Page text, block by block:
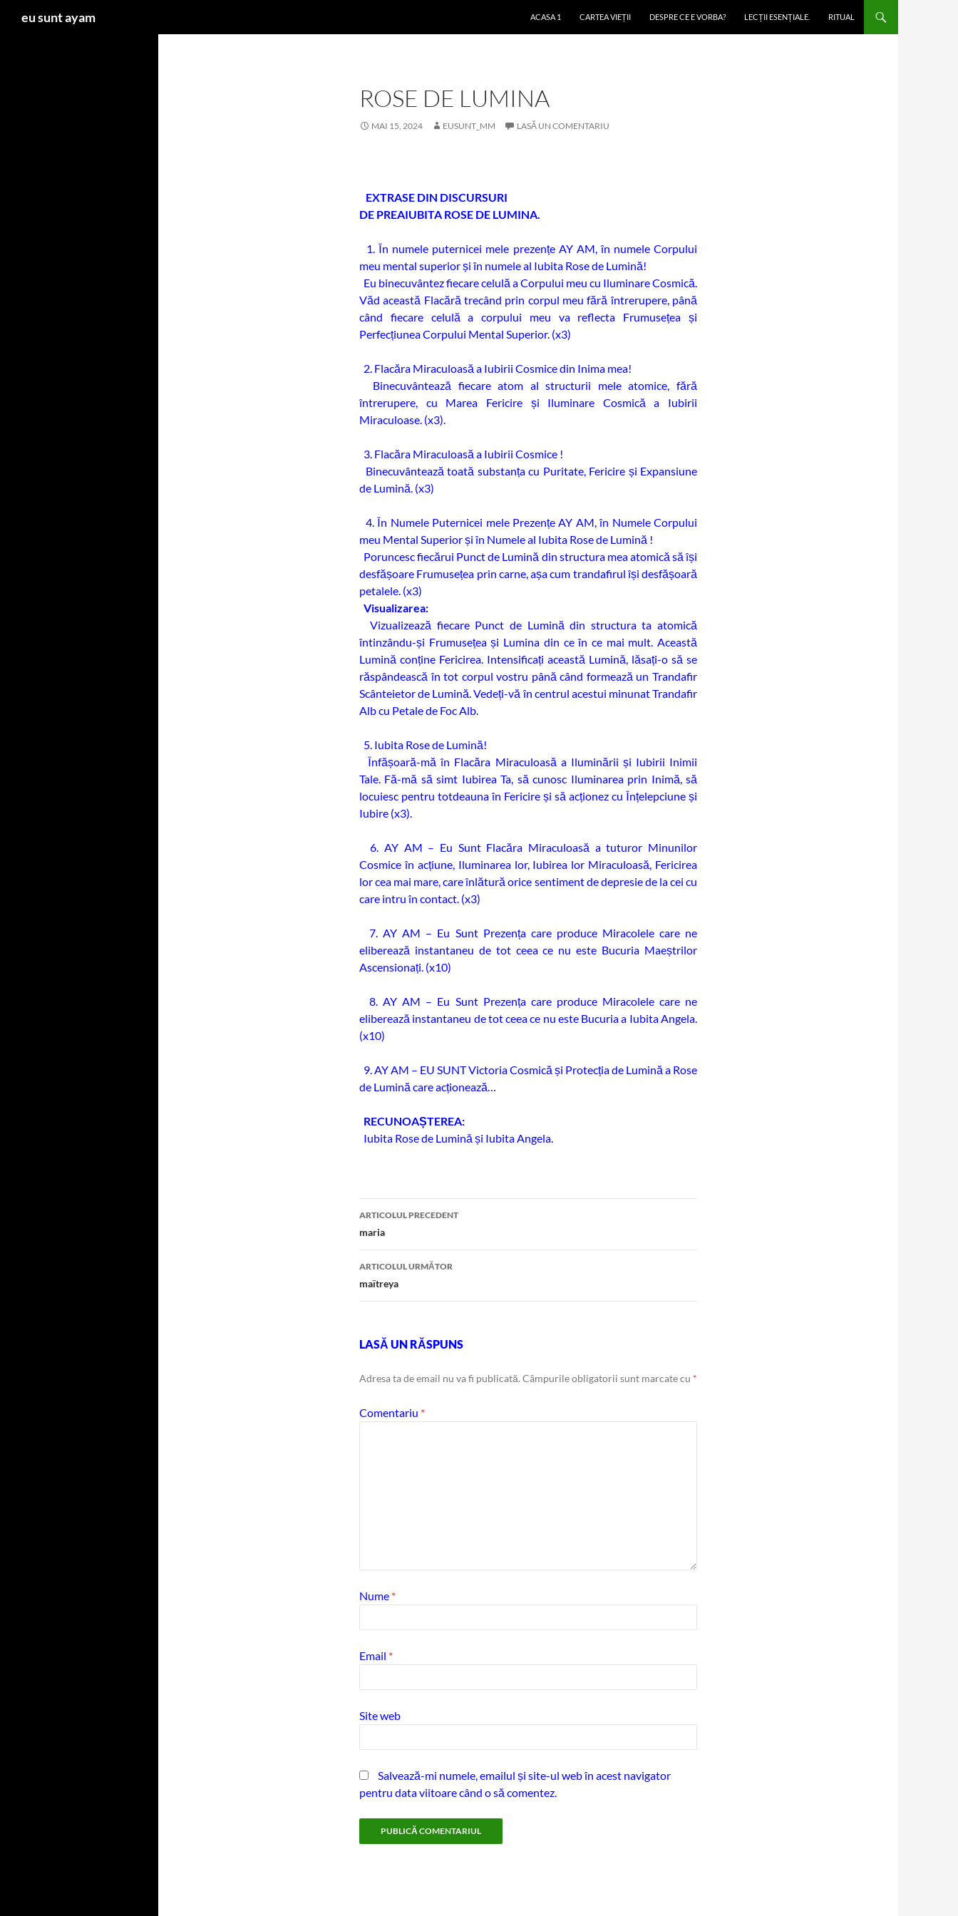
eu sunt ayam ACASA 1 CARTEA VIEȚII DESPRE CE E VORBA? LECȚII ESENȚIALE. RITUAL
ROSE DE LUMINA
MAI 15, 2024 EUSUNT_MM LASĂ UN COMENTARIU
EXTRASE DIN DISCURSURI
DE PREAIUBITA ROSE DE LUMINA.
1. În numele puternicei mele prezențe AY AM, în numele Corpului
meu mental superior și în numele al Iubita Rose de Lumină!
Eu binecuvântez fiecare celulă a Corpului meu cu Iluminare Cosmică.
Văd această Flacără trecând prin corpul meu fără întrerupere, până
când fiecare celulă a corpului meu va reflecta Frumusețea și
Perfecțiunea Corpului Mental Superior. (x3)
2. Flacăra Miraculoasă a Iubirii Cosmice din Inima mea!
Binecuvântează fiecare atom al structurii mele atomice, fără
întrerupere, cu Marea Fericire și Iluminare Cosmică a Iubirii
Miraculoase. (x3).
3. Flacăra Miraculoasă a Iubirii Cosmice !
Binecuvântează toată substanța cu Puritate, Fericire și Expansiune
de Lumină. (x3)
4. În Numele Puternicei mele Prezențe AY AM, în Numele Corpului
meu Mental Superior și în Numele al Iubita Rose de Lumină !
Poruncesc fiecărui Punct de Lumină din structura mea atomică să își
desfășoare Frumusețea prin carne, așa cum trandafirul își desfășoară
petalele. (x3)
Visualizarea:
Vizualizează fiecare Punct de Lumină din structura ta atomică
întinzându-și Frumusețea și Lumina din ce în ce mai mult. Această
Lumină conține Fericirea. Intensificați această Lumină, lăsați-o să se
răspândească în tot corpul vostru până când formează un Trandafir
Scânteietor de Lumină. Vedeți-vă în centrul acestui minunat Trandafir
Alb cu Petale de Foc Alb.
5. Iubita Rose de Lumină!
Înfășoară-mă în Flacăra Miraculoasă a Iluminării și Iubirii Inimii
Tale. Fă-mă să simt Iubirea Ta, să cunosc Iluminarea prin Inimă, să
locuiesc pentru totdeauna în Fericire și să acționez cu Înțelepciune și
Iubire (x3).
6. AY AM – Eu Sunt Flacăra Miraculoasă a tuturor Minunilor
Cosmice în acțiune, Iluminarea lor, Iubirea lor Miraculoasă, Fericirea
lor cea mai mare, care înlătură orice sentiment de depresie de la cei cu
care intru în contact. (x3)
7. AY AM – Eu Sunt Prezența care produce Miracolele care ne
eliberează instantaneu de tot ceea ce nu este Bucuria Maeștrilor
Ascensionați. (x10)
8. AY AM – Eu Sunt Prezența care produce Miracolele care ne
eliberează instantaneu de tot ceea ce nu este Bucuria a Iubita Angela.
(x10)
9. AY AM – EU SUNT Victoria Cosmică și Protecția de Lumină a Rose
de Lumină care acționează…
RECUNOAȘTEREA:
Iubita Rose de Lumină și Iubita Angela.
Navigare
în
articole
ARTICOLUL PRECEDENT
maria
ARTICOLUL URMĂTOR
maïtreya
LASĂ UN RĂSPUNS
Adresa ta de email nu va fi publicată. Câmpurile obligatorii sunt marcate cu *
Comentariu *
Nume *
Email *
Site web
Salvează-mi numele, emailul și site-ul web în acest navigator
pentru data viitoare când o să comentez.